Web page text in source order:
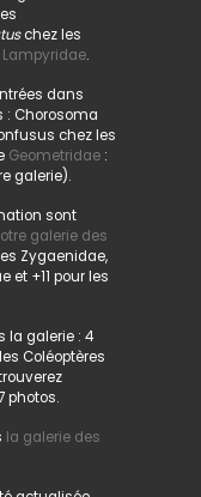
chez les
Lampyridae.
dans
: Chorosoma
chez les
Geometridae:
galerie).
sont
galerie des
Zygaenidae,
et +11 pour les
la galerie : 4
Coléoptères
photos.
la galerie des